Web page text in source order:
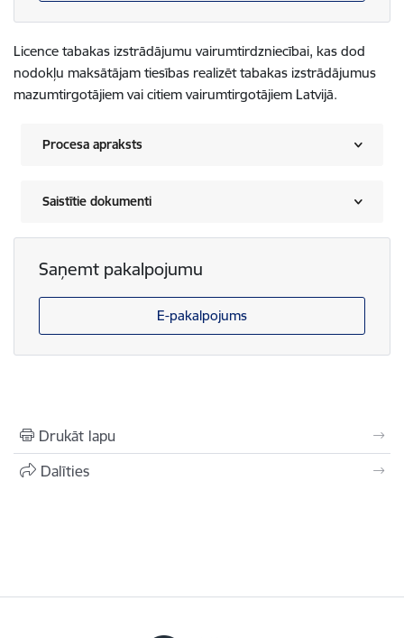
Licence tabakas izstrādājumu vairumtirdzniecībai, kas dod
nodokļu maksātājam tiesības realizēt tabakas izstrādājumus
mazumtirgotājiem vai citiem vairumtirgotājiem Latvijā.
Procesa apraksts
Saistītie dokumenti
Saņemt pakalpojumu
E-pakalpojums
Drukāt lapu
Dalīties